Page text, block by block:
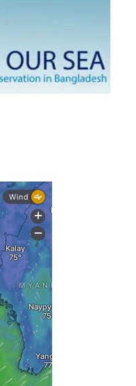
একাধিক লঘুচাপের